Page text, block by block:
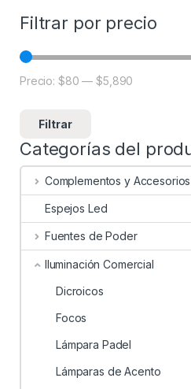
Filtrar por precio
Filtrar
Precio: $80 —$5,890
Categorías del
Complementos y Accesorios
Espejos Led
Fuentes de Poder
Iluminación Comercial
Dicroicos
Focos
Lámpara Padel
Lámparas de Acento